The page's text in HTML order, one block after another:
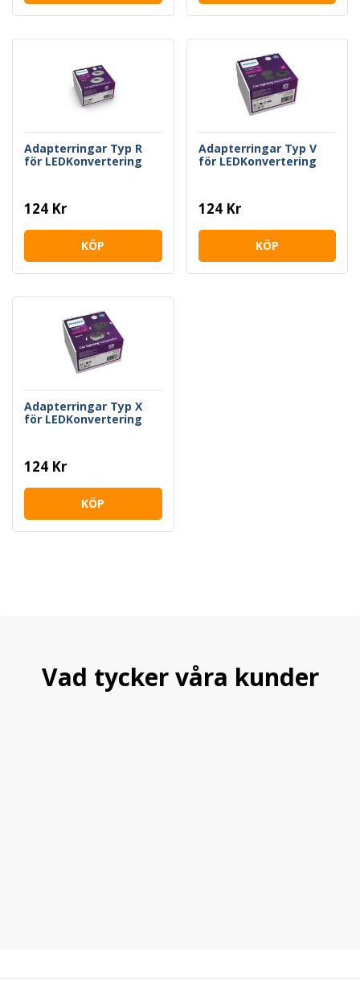
Adapterringar Typ R
för LEDKonvertering
124 Kr
KÖP
Adapterringar Typ V
för LEDKonvertering
124 Kr
KÖP
Adapterringar Typ X
för LEDKonvertering
124 Kr
KÖP
Vad tycker våra kunder